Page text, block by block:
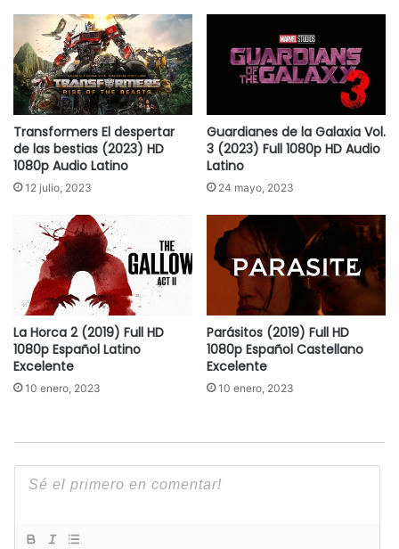
Transformers El despertar
de las bestias (2023) HD
1080p Audio Latino
12 julio, 2023
Guardianes de la Galaxia Vol.
3 (2023) Full 1080p HD Audio
Latino
24 mayo, 2023
La Horca 2 (2019) Full HD
1080p Español Latino
Excelente
10 enero, 2023
Parásitos (2019) Full HD
1080p Español Castellano
Excelente
10 enero, 2023